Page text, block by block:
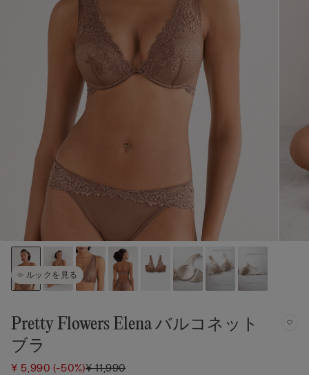
ルックを見る
Pretty Flowers Elena バルコネット
ブラ
¥ 5,990(-50%)¥ 11,990